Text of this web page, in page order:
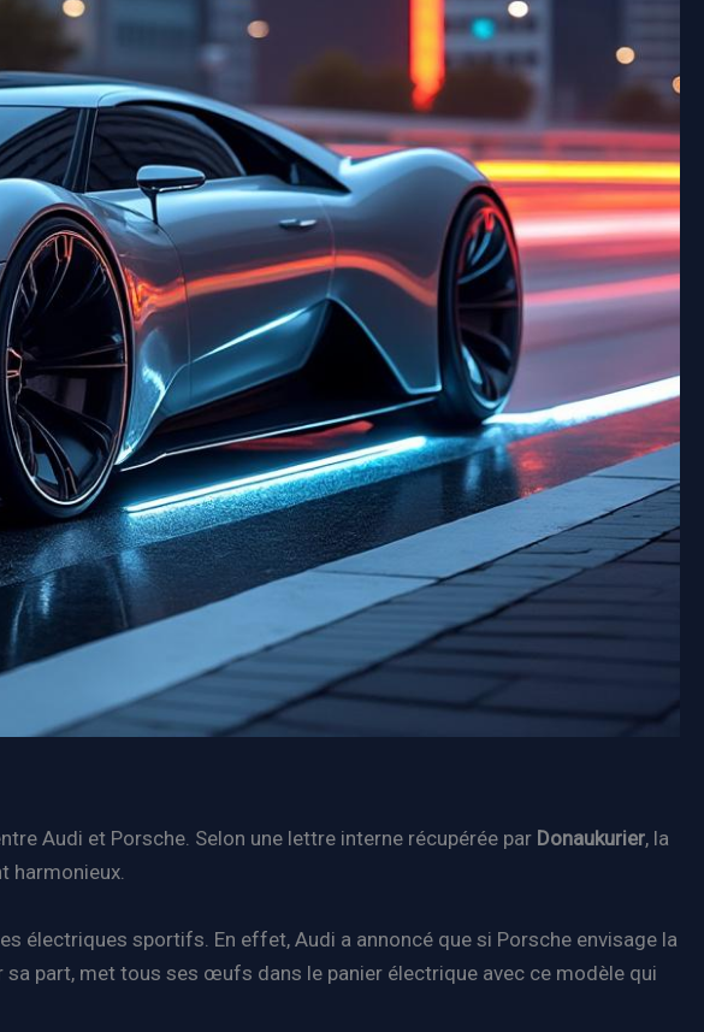
Audi et Porsche. Selon une lettre interne récupérée par Donaukurier, la
harmonieux.
électriques sportifs. En effet, Audi a annoncé que si Porsche envisage la
part, met tous ses œufs dans le panier électrique avec ce modèle qui